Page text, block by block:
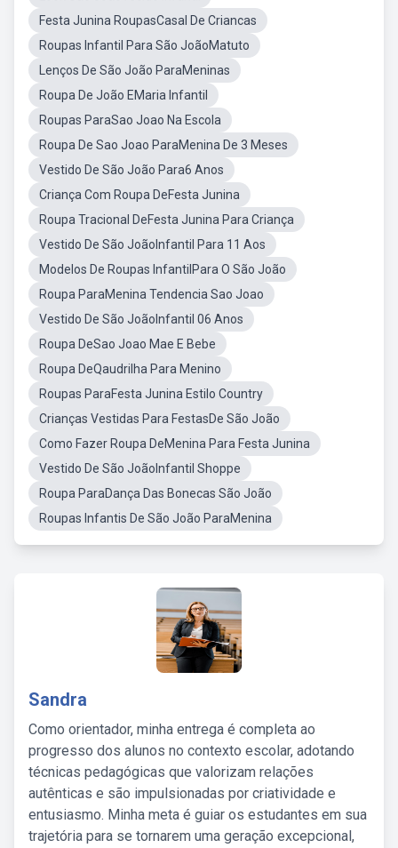
Festa Junina RoupasCasal De Criancas
Roupas Infantil Para São JoãoMatuto
Lenços De São João ParaMeninas
Roupa De João EMaria Infantil
Roupas ParaSao Joao Na Escola
Roupa De Sao Joao ParaMenina De 3 Meses
Vestido De São João Para6 Anos
Criança Com Roupa DeFesta Junina
Roupa Tracional DeFesta Junina Para Criança
Vestido De São JoãoInfantil Para 11 Aos
Modelos De Roupas InfantilPara O São João
Roupa ParaMenina Tendencia Sao Joao
Vestido De São JoãoInfantil 06 Anos
Roupa DeSao Joao Mae E Bebe
Roupa DeQaudrilha Para Menino
Roupas ParaFesta Junina Estilo Country
Crianças Vestidas Para FestasDe São João
Como Fazer Roupa DeMenina Para Festa Junina
Vestido De São JoãoInfantil Shoppe
Roupa ParaDança Das Bonecas São João
Roupas Infantis De São João ParaMenina
Sandra
Como orientador, minha entrega é completa ao
progresso dos alunos no contexto escolar, adotando
técnicas pedagógicas que valorizam relações
autênticas e são impulsionadas por criatividade e
entusiasmo. Minha meta é guiar os estudantes em sua
trajetória para se tornarem uma geração excepcional,